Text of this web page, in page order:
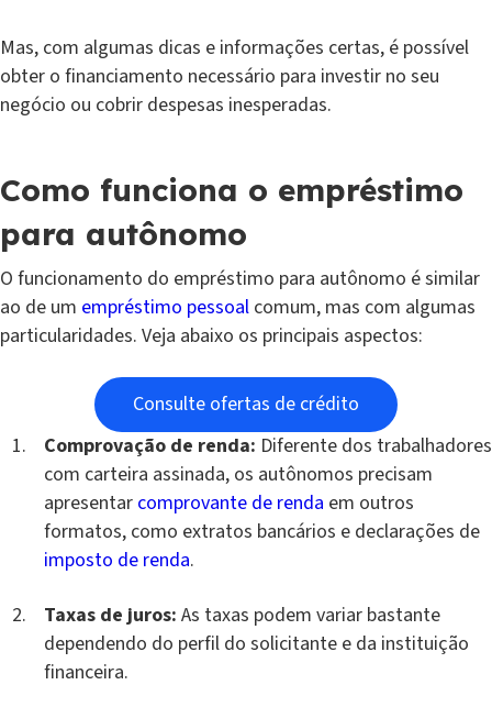
Mas, com algumas dicas e informações certas, é possível
obter o financiamento necessário para investir no seu
negócio ou cobrir despesas inesperadas.
Como funciona o empréstimo
para autônomo
O funcionamento do empréstimo para autônomo é similar
ao de um empréstimo pessoal comum, mas com algumas
particularidades. Veja abaixo os principais aspectos:
Consulte ofertas de crédito
Comprovação de renda: Diferente dos trabalhadores
com carteira assinada, os autônomos precisam
apresentar comprovante de renda em outros
formatos, como extratos bancários e declarações de
imposto de renda.
Taxas de juros: As taxas podem variar bastante
dependendo do perfil do solicitante e da instituição
financeira.